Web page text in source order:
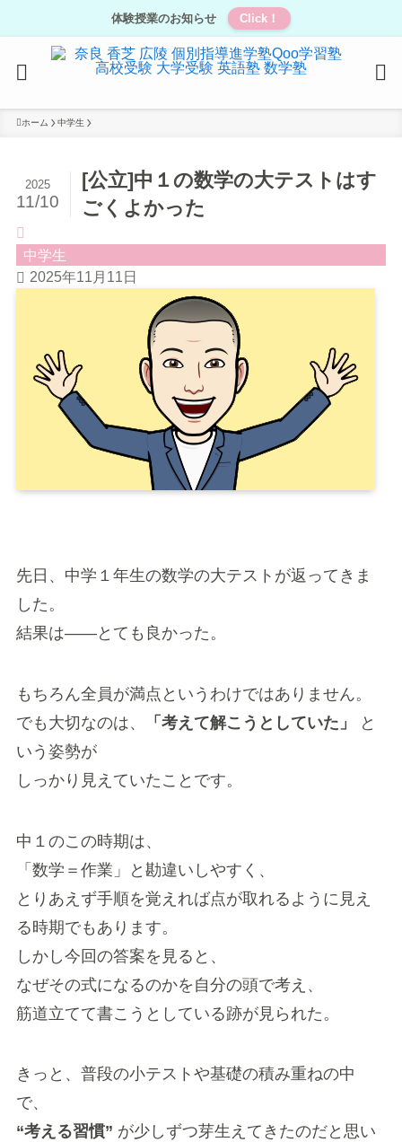
体験授業のお知らせ Click！
ホーム 中学生
[公立]中１の数学の大テストはす
ごくよかった
2025
11/10
中学生
2025年11月11日
先日、中学１年生の数学の大テストが返ってきま
した。
結果は――とても良かった。
もちろん全員が満点というわけではありません。
でも大切なのは、
「考えて解こうとしていた」
と
いう姿勢が
しっかり見えていたことです。
中１のこの時期は、
「数学＝作業」と勘違いしやすく、
とりあえず手順を覚えれば点が取れるように見え
る時期でもあります。
しかし今回の答案を見ると、
なぜその式になるのかを自分の頭で考え、
筋道立てて書こうとしている跡が見られた。
きっと、普段の小テストや基礎の積み重ねの中
で、
“考える習慣” が少しずつ芽生えてきたのだと思い